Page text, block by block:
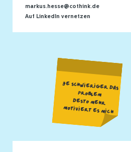
markus.hesse@cothink.de
Auf LinkedIn vernetzen
JE SCHWIERIGER DAS
PROBLEM
DESTO MEHR
MOTIVIERT ES MICH